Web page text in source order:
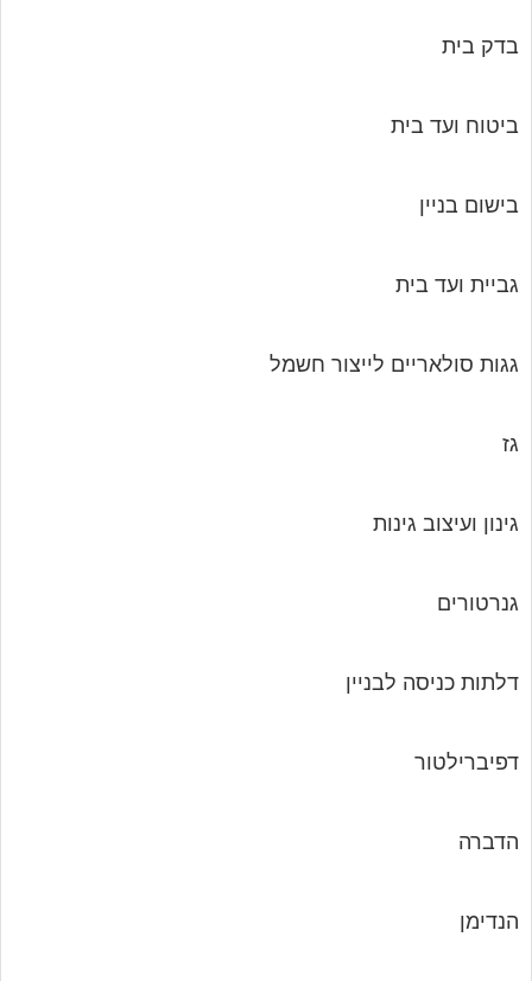
בדק בית
ביטוח ועד בית
בישום בניין
גביית ועד בית
גגות סולאריים לייצור חשמל
גז
גינון ועיצוב גינות
גנרטורים
דלתות כניסה לבניין
דפיברילטור
הדברה
הנדימן